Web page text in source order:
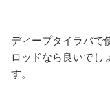
ディープタイラバで
ロッドなら良いでし
す。